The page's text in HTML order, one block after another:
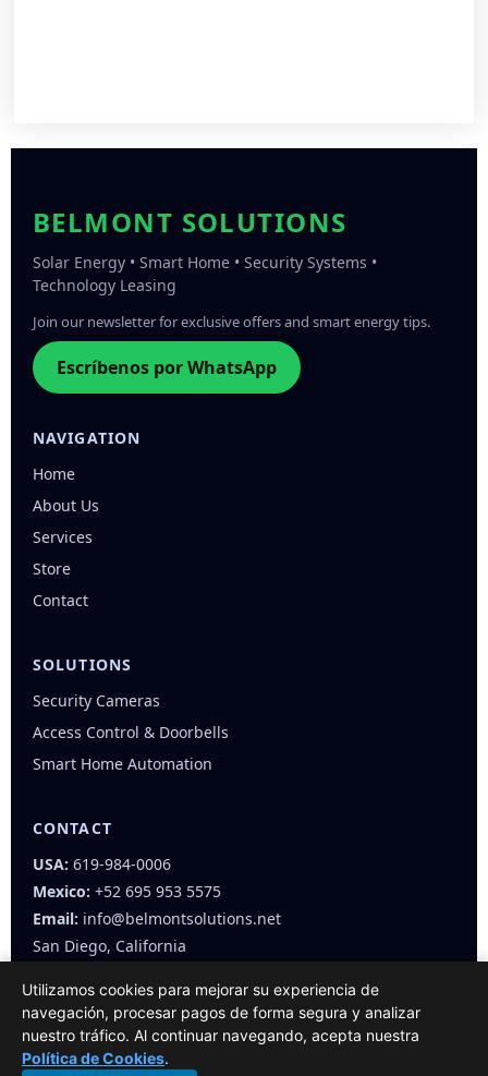
BELMONT SOLUTIONS
Solar Energy • Smart Home • Security Systems •
Technology Leasing
Join our newsletter for exclusive offers and smart energy tips.
Escríbenos por WhatsApp
NAVIGATION
Home
About Us
Services
Store
Contact
SOLUTIONS
Security Cameras
Access Control & Doorbells
Smart Home Automation
CONTACT
USA: 619-984-0006
Mexico: +52 695 953 5575
Email: info@belmontsolutions.net
San Diego, California
© 2025 Belmont Solutions — All rights reserved.
Utilizamos cookies para mejorar su experiencia de
navegación, procesar pagos de forma segura y analizar
nuestro tráfico. Al continuar navegando, acepta nuestra
Política de Cookies.